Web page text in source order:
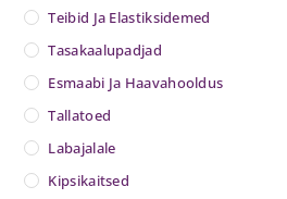
Teibid Ja Elastiksidemed
Tasakaalupadjad
Esmaabi Ja Haavahooldus
Tallatoed
Labajalale
Kipsikaitsed